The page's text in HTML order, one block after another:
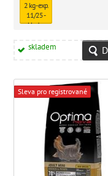
2 kg - exp.
11/25 -
skladem
278 Kč
skladem
Sleva pro registrované